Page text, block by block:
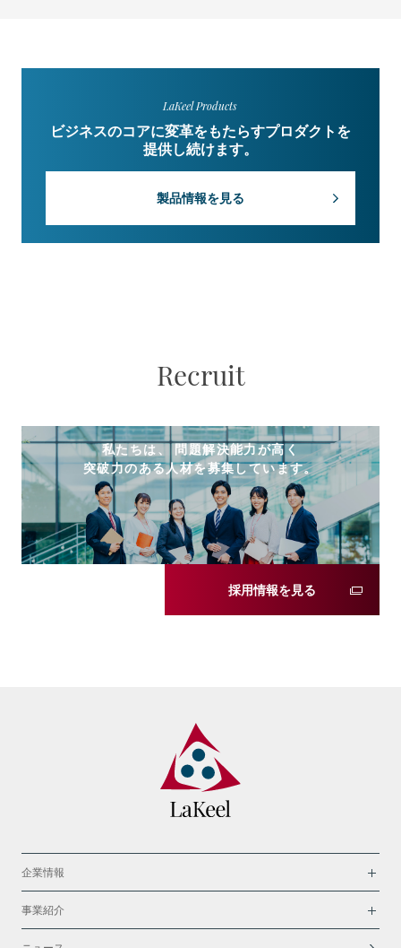
LaKeel Products
ビジネスのコアに変革をもたらすプロダクトを
提供し続けます。
製品情報を見る
Recruit
私たちは、 問題解決能力が高く
突破力のある人材を募集しています。
採用情報を見る
企業情報
事業紹介